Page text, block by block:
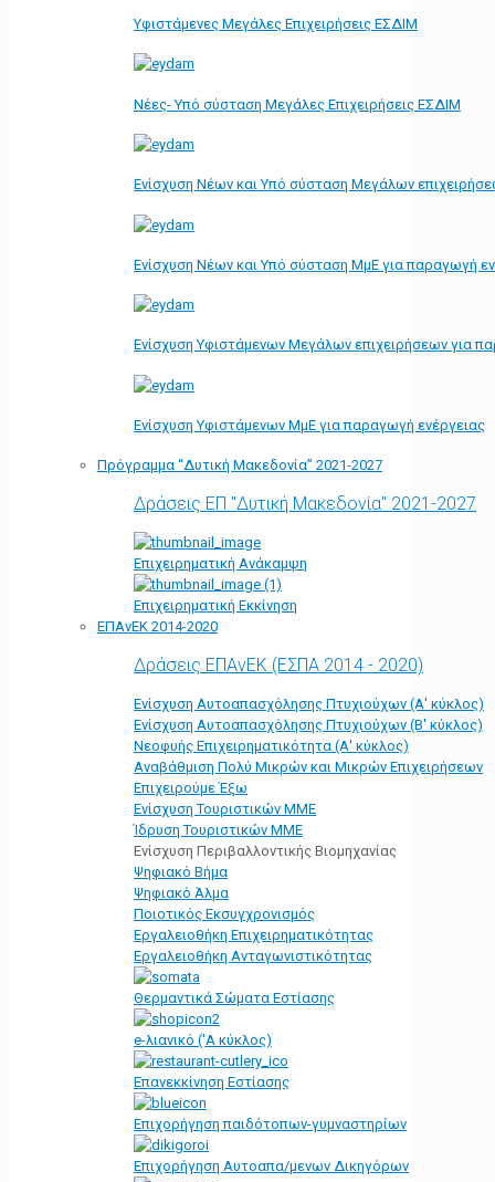
Υφιστάμενες Μεγάλες Επιχειρήσεις ΕΣΔΙΜ
Νέες- Υπό σύσταση Μεγάλες Επιχειρήσεις ΕΣΔΙΜ
Ενίσχυση Νέων και Υπό σύσταση Μεγάλων
Ενίσχυση Νέων και Υπό σύσταση ΜμΕ για παραγωγή
Ενίσχυση Υφιστάμενων Μεγάλων επιχειρήσεων για
Ενίσχυση Υφιστάμενων ΜμΕ για παραγωγή ενέργειας
Πρόγραμμα “Δυτική Μακεδονία” 2021-2027
Δράσεις ΕΠ "Δυτική Μακεδονία" 2021-2027
Επιχειρηματική Ανάκαμψη
Επιχειρηματική Εκκίνηση
ΕΠΑνΕΚ 2014-2020
Δράσεις ΕΠΑνΕΚ (ΕΣΠΑ 2014 - 2020)
Ενίσχυση Αυτοαπασχόλησης Πτυχιούχων (Α' κύκλος)
Ενίσχυση Αυτοαπασχόλησης Πτυχιούχων (Β' κύκλος)
Νεοφυής Επιχειρηματικότητα (Α' κύκλος)
Αναβάθμιση Πολύ Μικρών και Μικρών Επιχειρήσεων
Επιχειρούμε Έξω
Ενίσχυση Τουριστικών ΜΜΕ
Ίδρυση Τουριστικών ΜΜΕ
Ενίσχυση Περιβαλλοντικής Βιομηχανίας
Ψηφιακό Βήμα
Ψηφιακό Άλμα
Ποιοτικός Εκσυγχρονισμός
Εργαλειοθήκη Eπιχειρηματικότητας
Εργαλειοθήκη Ανταγωνιστικότητας
Θερμαντικά Σώματα Εστίασης
e-λιανικό ('Α κύκλος)
Επανεκκίνηση Εστίασης
Επιχορήγηση παιδότοπων-γυμναστηρίων
Επιχορήγηση Αυτοαπα/μενων Δικηγόρων